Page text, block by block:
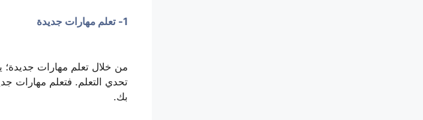
1- تعلم مهارات جديدة
من خلال تعلم مهارات
تحدي التعلم. فتعلم مهارات
بك.